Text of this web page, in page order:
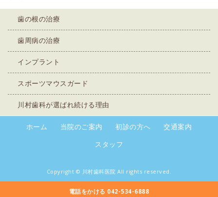
電話をかける 042-534-6888
歯の根の治療
歯周病の治療
インプラント
スポーツマウスガード
川村歯科が選ばれ続ける理由
ホーム 当院のご案内 初診の方へ
交通案内
スタッフ
Copyright © 川村歯科医院 All rights reserved.